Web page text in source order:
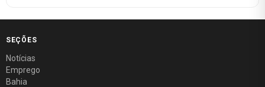
SEÇÕES
Notícias
Emprego
Bahia